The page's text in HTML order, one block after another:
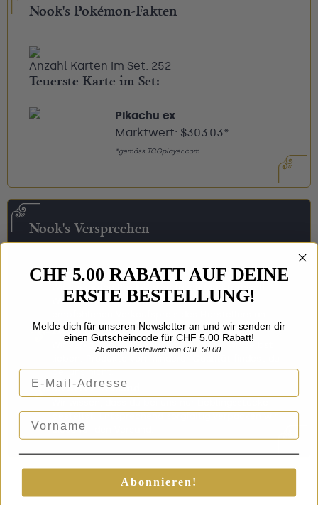
Nook's Pokémon-Fakten
Anzahl Karten im Set: 252
Teuerste Karte im Set:
Pikachu ex
Marktwert: $303.03*
*gemäss TCGplayer.com
Nook's Versprechen
Faire Preise
Wann immer möglich bieten wir dir den
Hohe Qualität
Wir verkaufen nur Sammlerstücke, die wir selbst
bei uns nicht.
Sicherer Versand
diese für den Versand.
CHF 5.00 RABATT AUF DEINE
ERSTE BESTELLUNG!
Melde dich für unseren Newsletter an und wir senden dir
einen Gutscheincode für CHF 5.00 Rabatt!
Ab einem Bestellwert von CHF 50.00.
E-Mail-Adresse
Vorname
Abonnieren!